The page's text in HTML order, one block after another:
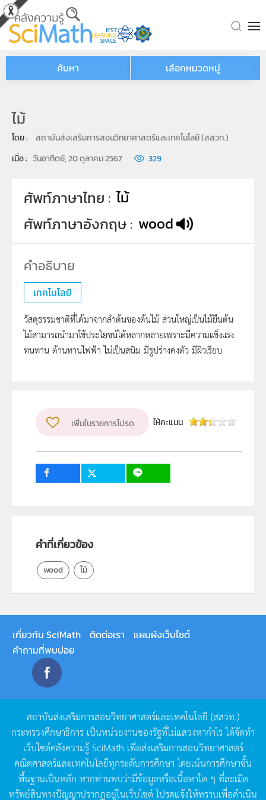
Skip to main content
ค้นหา เลือกหมวดหมู่
ไม้
โดย :
สถาบันส่งเสริมการสอนวิทยาศาสตร์และเทคโนโลยี (สสวท.)
เมื่อ : วันอาทิตย์, 20 ตุลาคม 2567 329
ศัพท์ภาษาไทย ไม้
ศัพท์ภาษาอังกฤษ wood
เทคโนโลยี
วัสดุธรรมชาติที่ได้มาจากลำต้นของต้นไม้ ส่วนใหญ่เป็นไม้ยืนต้น
ไม้สามารถนำมาใช้ประโยชน์ได้หลากหลายเพราะมีความแข็งแรง
ทนทาน ต้านทานไฟฟ้า ไม่เป็นสนิม มีรูปร่างคงตัว มีผิวเรียบ
เพิ่มในรายการโปรด ให้คะแนน
คำที่เกี่ยวข้อง
wood ไม้
เกี่ยวกับ SciMath ติดต่อเรา
แผนผังเว็บไซต์
คำถามที่พบบ่อย
สถาบันส่งเสริมการสอนวิทยาศาสตร์และเทคโนโลยี (สสวท.)
กระทรวงศึกษาธิการ เป็นหน่วยงานของรัฐที่ไม่แสวงหากำไรได้จัดทำ
เว็บไซต์คลังความรู้SciMath เพื่อส่งเสริมการสอนวิทยาศาสตร์
คณิตศาสตร์และเทคโนโลยีทุกระดับการศึกษา โดยเน้นการศึกษาขั้น
พื้นฐานเป็นหลัก หากท่านพบว่ามีข้อมูลหรือเนื้อหาใด ๆ ที่ละเมิด
ทรัพย์สินทางปัญญาปรากฏอยู่ในเว็บไซต์โปรดแจ้งให้ทราบเพื่อดำเนิน